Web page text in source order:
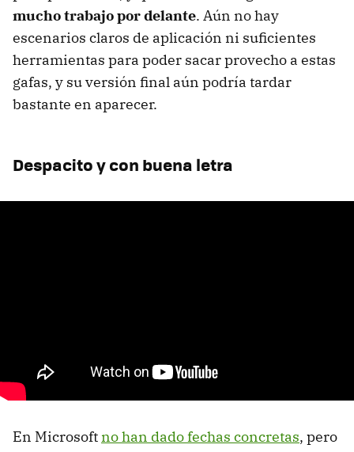
mucho trabajo por delante. Aún no hay
escenarios claros de aplicación ni suficientes
herramientas para poder sacar provecho a estas
gafas, y su versión final aún podría tardar
bastante en aparecer.
Despacito y con buena letra
En Microsoftno han dado fechas concretas, pero